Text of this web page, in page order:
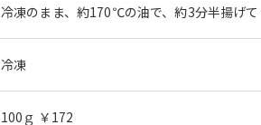
冷凍のまま、約170℃の油で、約3分半揚げ
冷凍
100ｇ ￥172